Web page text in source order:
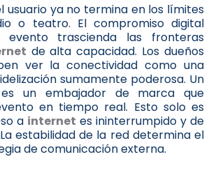
usuario ya no termina en los límites
o teatro. El compromiso digital
trascienda las fronteras
de alta capacidad. Los dueños
ver la conectividad como una
sumamente poderosa. Un
un embajador de marca que
en tiempo real. Esto solo es
a internet es ininterrumpido y de
estabilidad de la red determina el
de comunicación externa.